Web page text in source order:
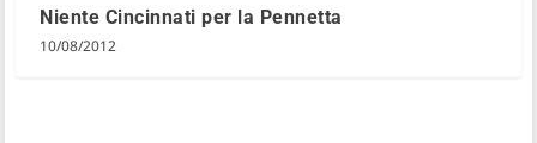
Niente Cincinnati per la Pennetta
10/08/2012